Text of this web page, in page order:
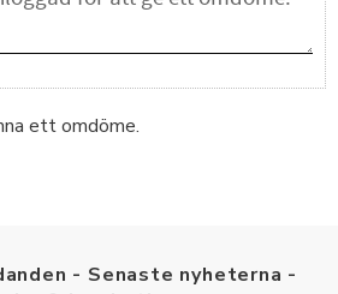
ett omdöme.
- Senaste nyheterna -